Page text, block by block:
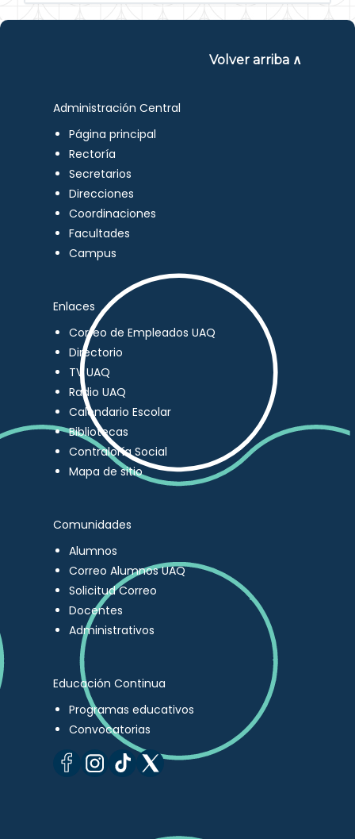
Volver arriba ∧
Administración Central
Página principal
Rectoría
Secretarios
Direcciones
Coordinaciones
Facultades
Campus
Enlaces
Correo de Empleados UAQ
Directorio
TV UAQ
Radio UAQ
Calendario Escolar
Bibliotecas
Contraloría Social
Mapa de sitio
Comunidades
Alumnos
Correo Alumnos UAQ
Solicitud Correo
Docentes
Administrativos
Educación Continua
Programas educativos
Convocatorias